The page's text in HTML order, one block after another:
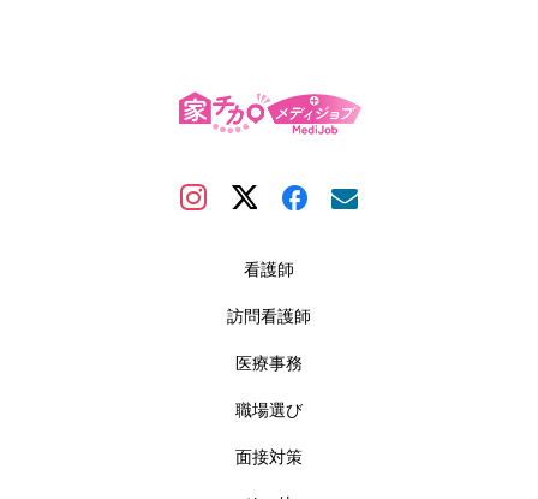
看護師
訪問看護師
医療事務
職場選び
面接対策